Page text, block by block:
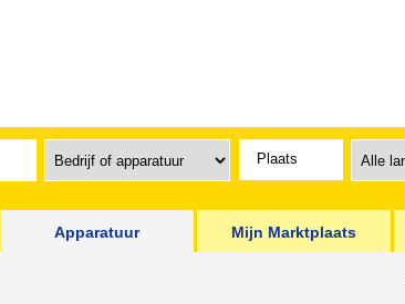
Apparatuur Mijn Marktplaats